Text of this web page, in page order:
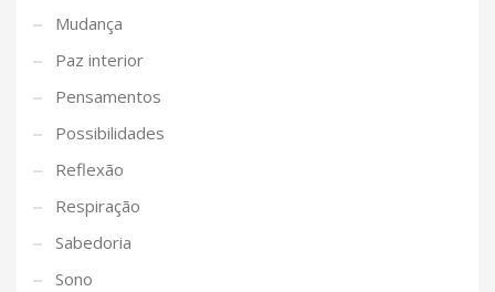
Mudança
Paz interior
Pensamentos
Possibilidades
Reflexão
Respiração
Sabedoria
Sono